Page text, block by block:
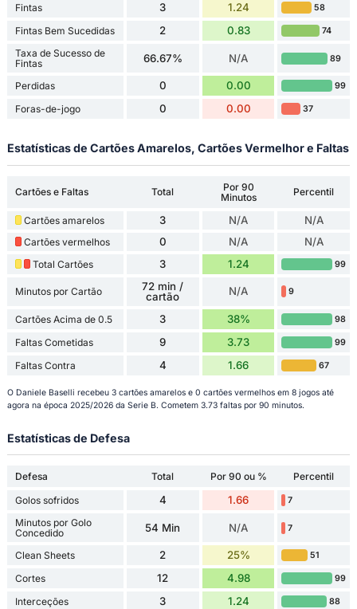
Fintas 3 1.24 58
Fintas Bem Sucedidas 2 0.83 74
Taxa de Sucesso de
Fintas
66.67% N/A 89
Perdidas 0 0.00 99
Foras-de-jogo 0 0.00 37
Estatísticas de Cartões Amarelos, Cartões Vermelhor e Faltas
Cartões e Faltas Total
Por 90
Minutos
Percentil
Cartões amarelos 3 N/A N/A
Cartões vermelhos 0 N/A N/A
Total Cartões 3 1.24 99
Minutos por Cartão
72 min /
cartão
N/A 9
Cartões Acima de 0.5 3 38% 98
Faltas Cometidas 9 3.73 99
Faltas Contra 4 1.66 67
O Daniele Baselli recebeu 3 cartões amarelos e 0 cartões vermelhos em 8 jogos até
agora na época 2025/2026 da Serie B. Cometem 3.73 faltas por 90 minutos.
Estatísticas de Defesa
Defesa Total Por 90 ou %
Percentil
Golos sofridos
4 1.66 7
Minutos por Golo
Concedido
54 Min N/A 7
Clean Sheets 2 25% 51
Cortes 12 4.98 99
Interceções 3 1.24 88